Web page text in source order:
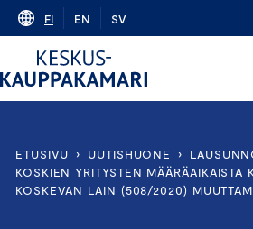
Skip
content
FI EN SV
ETUSIVU › UUTISHUONE ›
KOSKIEN YRITYSTEN MÄÄRÄAIKAISTA
KOSKEVAN LAIN (508/2020)